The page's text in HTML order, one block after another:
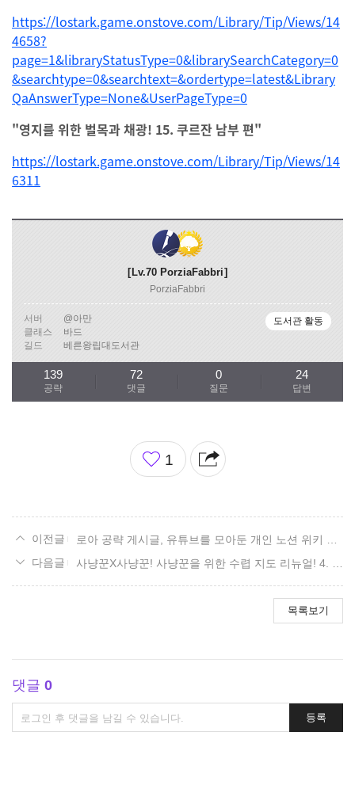
https://lostark.game.onstove.com/Library/Tip/Views/14
4658?
page=1&libraryStatusType=0&librarySearchCategory=0
&searchtype=0&searchtext=&ordertype=latest&Library
QaAnswerType=None&UserPageType=0
"영지를 위한 벌목과 채광! 15. 쿠르잔 남부 편"
https://lostark.game.onstove.com/Library/Tip/Views/14
6311
Lv.70 PorziaFabbri
PorziaFabbri
서버
@아만
클래스
바드
길드
베른왕립대도서관
도서관 활동
공략
139
댓글
72
질문
0
답변
24
좋
아
1
로아 공략 게시글, 유튜브를 모아둔 개인 노션 위키 공유합니다.
사냥꾼X사냥꾼! 사냥꾼을 위한 수렵 지도 리뉴얼! 4. 애니츠 편.
목록보기
댓글 0
댓
글
등록